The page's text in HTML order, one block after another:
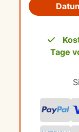
Tage